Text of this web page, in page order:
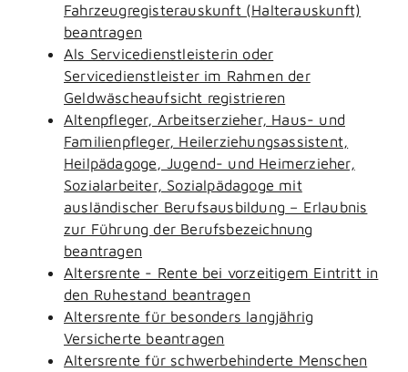
Fahrzeugregisterauskunft (Halterauskunft)
beantragen
Als Servicedienstleisterin oder
Servicedienstleister im Rahmen der
Geldwäscheaufsicht registrieren
Altenpfleger, Arbeitserzieher, Haus- und
Familienpfleger, Heilerziehungsassistent,
Heilpädagoge, Jugend- und Heimerzieher,
Sozialarbeiter, Sozialpädagoge mit
ausländischer Berufsausbildung – Erlaubnis
zur Führung der Berufsbezeichnung
beantragen
Altersrente - Rente bei vorzeitigem Eintritt in
den Ruhestand beantragen
Altersrente für besonders langjährig
Versicherte beantragen
Altersrente für schwerbehinderte Menschen